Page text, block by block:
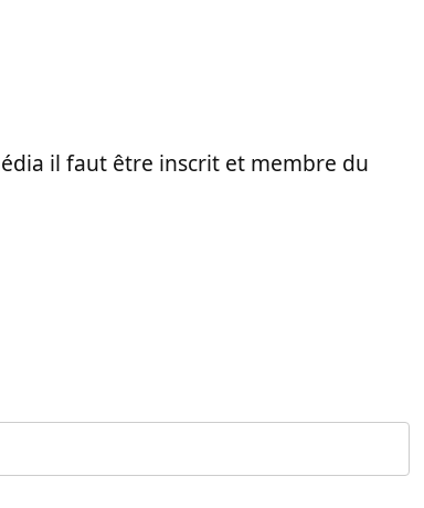
il faut être inscrit et membre du